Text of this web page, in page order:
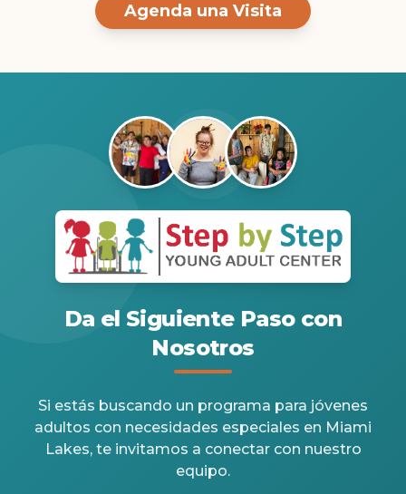
Agenda una Visita
Da el Siguiente Paso con
Nosotros
Si estás buscando un programa para jóvenes
adultos con necesidades especiales en Miami
Lakes, te invitamos a conectar con nuestro
equipo.